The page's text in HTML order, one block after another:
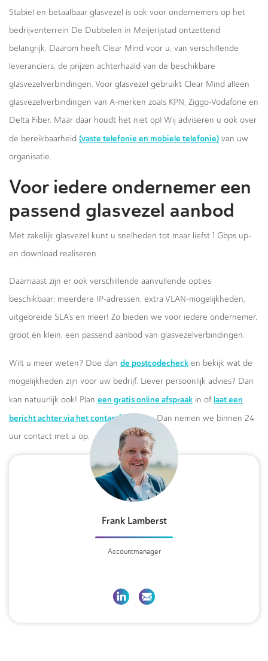
Stabiel en betaalbaar glasvezel is ook voor ondernemers op het
bedrijventerrein De Dubbelen in Meijerijstad ontzettend
belangrijk. Daarom heeft Clear Mind voor u, van verschillende
leveranciers, de prijzen achterhaald van de beschikbare
glasvezelverbindingen. Voor glasvezel gebruikt Clear Mind alleen
glasvezelverbindingen van A-merken zoals KPN, Ziggo-Vodafone en
Delta Fiber. Maar daar houdt het niet op! Wij adviseren u ook over
de bereikbaarheid (vaste telefonie en mobiele telefonie) van uw
organisatie.
Voor iedere ondernemer een
passend glasvezel aanbod
Met zakelijk glasvezel kunt u snelheden tot maar liefst 1 Gbps up-
en download realiseren.
Daarnaast zijn er ook verschillende aanvullende opties
beschikbaar; meerdere IP-adressen, extra VLAN-mogelijkheden,
uitgebreide SLA’s en meer! Zo bieden we voor iedere ondernemer,
groot én klein, een passend aanbod van glasvezelverbindingen.
Wilt u meer weten? Doe dan de postcodecheck en bekijk wat de
mogelijkheden zijn voor uw bedrijf. Liever persoonlijk advies? Dan
kan natuurlijk ook! Plan een gratis online afspraak in of laat een
bericht achter via het contactformulier.Dan nemen we binnen 24
uur contact met u op.
Frank Lamberst
Accountmanager